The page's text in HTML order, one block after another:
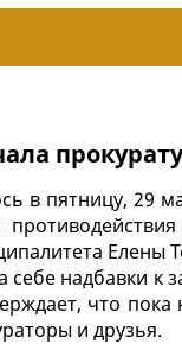
в пятницу, 29
Елены
себе надбавки
что
и друзья.